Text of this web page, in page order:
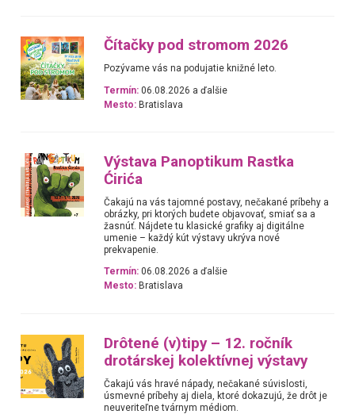
Čítačky pod stromom 2026
Pozývame vás na podujatie knižné leto.
Termín: 06.08.2026 a ďalšie
Mesto: Bratislava
Výstava Panoptikum Rastka
Ćirića
Čakajú na vás tajomné postavy, nečakané príbehy a
obrázky, pri ktorých budete objavovať, smiať sa a
žasnúť. Nájdete tu klasické grafiky aj digitálne
umenie – každý kút výstavy ukrýva nové
prekvapenie.
Termín: 06.08.2026 a ďalšie
Mesto: Bratislava
Drôtené (v)tipy – 12. ročník
drotárskej kolektívnej výstavy
Čakajú vás hravé nápady, nečakané súvislosti,
úsmevné príbehy aj diela, ktoré dokazujú, že drôt je
neuveriteľne tvárnym médiom.